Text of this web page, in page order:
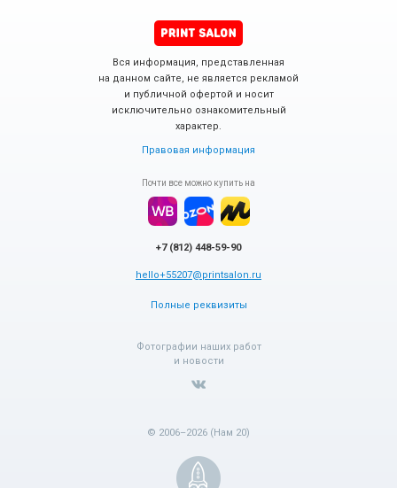
Вся информация, представленная
на данном сайте, не является рекламой
и публичной офертой и носит
исключительно ознакомительный
характер.
Правовая информация
Почти все можно купить на
+7 (812) 448-59-90
hello+55207@printsalon.ru
Полные реквизиты
Фотографии наших работ
и новости
© 2006–2026 (Нам 20)